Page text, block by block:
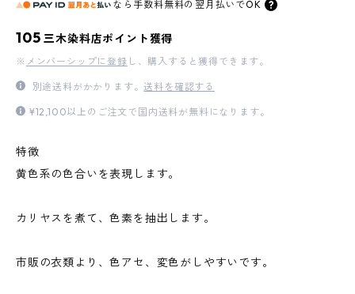
なら 手数料無料の 翌月払いでOK
105 三木染料店ポイント獲得
※ メンバーシップに登録 し、購入すると獲得できます。
別途送料がかかります。送料を確認する
¥12,100以上のご注文で国内送料が無料になります。
特徴
黄色系の色合いを表現します。
カリヤスを煮て、色素を抽出します。
市販の衣類より、色アセ、変色がしやすいです。